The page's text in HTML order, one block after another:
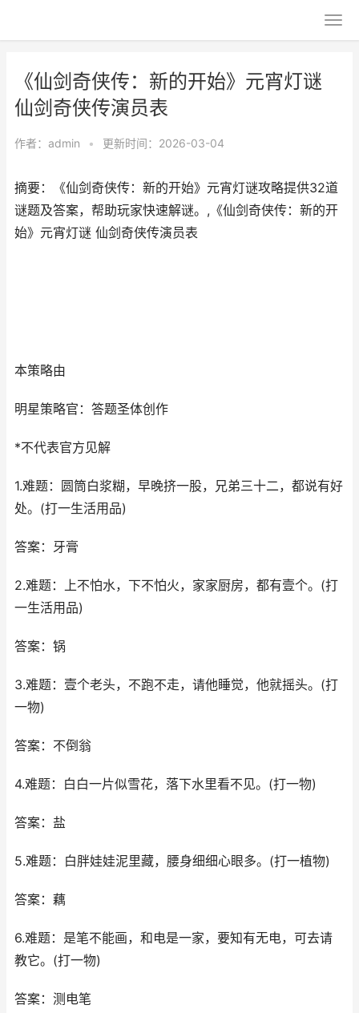
《仙剑奇侠传：新的开始》元宵灯谜
仙剑奇侠传演员表
作者： admin • 更新时间：2026-03-04
摘要：《仙剑奇侠传：新的开始》元宵灯谜攻略提供32道
谜题及答案，帮助玩家快速解谜。,《仙剑奇侠传：新的开
始》元宵灯谜 仙剑奇侠传演员表
本策略由
明星策略官：答题圣体创作
*不代表官方见解
1.难题：圆筒白浆糊，早晚挤一股，兄弟三十二，都说有好
处。(打一生活用品)
答案：牙膏
2.难题：上不怕水，下不怕火，家家厨房，都有壹个。(打
一生活用品)
答案：锅
3.难题：壹个老头，不跑不走，请他睡觉，他就摇头。(打
一物)
答案：不倒翁
4.难题：白白一片似雪花，落下水里看不见。(打一物)
答案：盐
5.难题：白胖娃娃泥里藏，腰身细细心眼多。(打一植物)
答案：藕
6.难题：是笔不能画，和电是一家，要知有无电，可去请
教它。(打一物)
答案：测电笔